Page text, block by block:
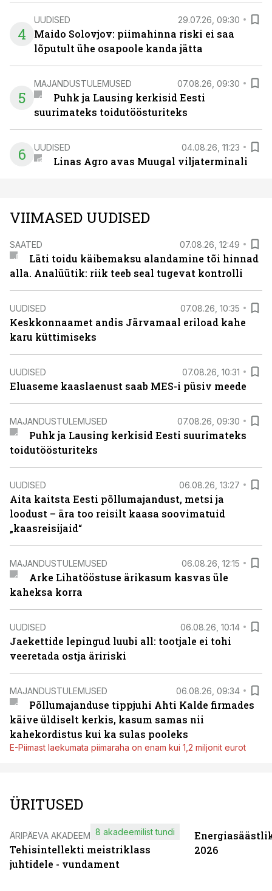
4
UUDISED 29.07.26, 09:30
Maido Solovjov: piimahinna riski ei saa
lõputult ühe osapoole kanda jätta
5
MAJANDUSTULEMUSED 07.08.26, 09:30
Puhk ja Lausing kerkisid Eesti
suurimateks toidutöösturiteks
6 UUDISED 04.08.26, 11:23
Linas Agro avas Muugal viljaterminali
VIIMASED UUDISED
SAATED 07.08.26, 12:49
Läti toidu käibemaksu alandamine tõi hinnad
alla. Analüütik: riik teeb seal tugevat kontrolli
UUDISED 07.08.26, 10:35
Keskkonnaamet andis Järvamaal eriload kahe
karu küttimiseks
UUDISED 07.08.26, 10:31
Eluaseme kaaslaenust saab MES-i püsiv meede
MAJANDUSTULEMUSED 07.08.26, 09:30
Puhk ja Lausing kerkisid Eesti suurimateks
toidutöösturiteks
UUDISED 06.08.26, 13:27
Aita kaitsta Eesti põllumajandust, metsi ja
loodust – ära too reisilt kaasa soovimatuid
„kaasreisijaid“
MAJANDUSTULEMUSED 06.08.26, 12:15
Arke Lihatööstuse ärikasum kasvas üle
kaheksa korra
UUDISED 06.08.26, 10:14
Jaekettide lepingud luubi all: tootjale ei tohi
veeretada ostja äririski
MAJANDUSTULEMUSED 06.08.26, 09:34
Põllumajanduse tippjuhi Ahti Kalde firmades
käive üldiselt kerkis, kasum samas nii
kahekordistus kui ka sulas pooleks
E-Piimast laekumata piimaraha on enam kui 1,2 miljonit eurot
ÜRITUSED
ÄRIPÄEVA AKADEEMIA
Tehisintellekti meistriklass
juhtidele - vundament
8 akadeemilist tundi
2026